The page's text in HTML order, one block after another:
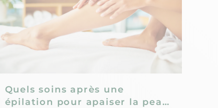
Quels soins après une
épilation pour apaiser la peau